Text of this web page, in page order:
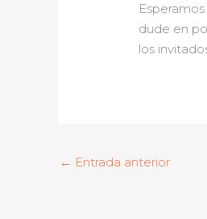
dude en
los
← Entrada anterior